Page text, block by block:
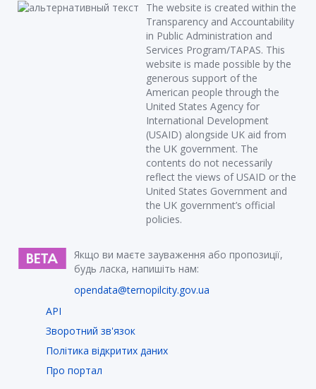
The website is created within the
Transparency and Accountability
in Public Administration and
Services Program/TAPAS. This
website is made possible by the
generous support of the
American people through the
United States Agency for
International Development
(USAID) alongside UK aid from
the UK government. The
contents do not necessarily
reflect the views of USAID or the
United States Government and
the UK government’s official
policies.
Якщо ви маєте зауваження або пропозиції,
будь ласка, напишіть нам:
opendata@ternopilcity.gov.ua
API
Зворотний зв'язок
Політика відкритих даних
Про портал